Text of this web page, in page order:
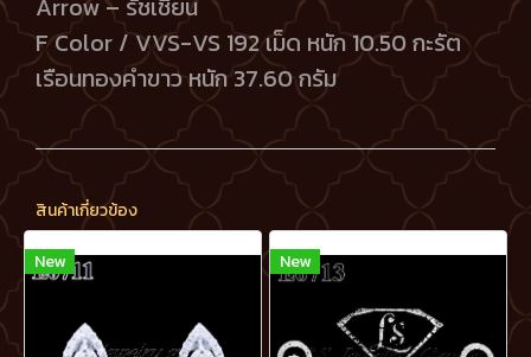
F Color / VVS-VS 192 เม็ด หนัก 10.50 กะรัต
เรือนทองคำขาว หนัก 37.60 กรัม
สินค้าเกี่ยวข้อง
New New